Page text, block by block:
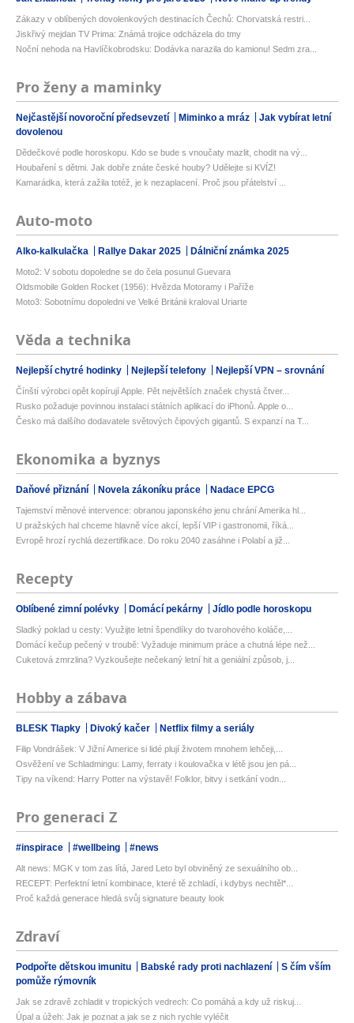
Zákazy v oblíbených dovolenkových destinacích Čechů: Chorvatská restri...
Jiskřivý mejdan TV Prima: Známá trojice odcházela do tmy
Noční nehoda na Havlíčkobrodsku: Dodávka narazila do kamionu! Sedm zra...
Pro ženy a maminky
Nejčastější novoroční předsevzetí Miminko a mráz
Jak vybírat letní
dovolenou
Dědečkové podle horoskopu. Kdo se bude s vnoučaty mazlit, chodit na vý...
Houbaření s dětmi. Jak dobře znáte české houby? Udělejte si KVÍZ!
Kamarádka, která zažila totéž, je k nezaplacení. Proč jsou přátelství ...
Auto-moto
Alko-kalkulačka Rallye Dakar 2025 Dálniční známka 2025
Moto2: V sobotu dopoledne se do čela posunul Guevara
Oldsmobile Golden Rocket (1956): Hvězda Motoramy i Paříže
Moto3: Sobotnímu dopoledni ve Velké Británii kraloval Uriarte
Věda a technika
Nejlepší chytré hodinky Nejlepší telefony Nejlepší VPN – srovnání
Čínští výrobci opět kopírují Apple. Pět největších značek chystá čtver...
Rusko požaduje povinnou instalaci státních aplikací do iPhonů. Apple o...
Česko má dalšího dodavatele světových čipových gigantů. S expanzí na T...
Ekonomika a byznys
Daňové přiznání Novela zákoníku práce Nadace EPCG
Tajemství měnové intervence: obranou japonského jenu chrání Amerika hl...
U pražských hal chceme hlavně více akcí, lepší VIP i gastronomii, říká...
Evropě hrozí rychlá dezertifikace. Do roku 2040 zasáhne i Polabí a již...
Recepty
Oblíbené zimní polévky Domácí pekárny Jídlo podle horoskopu
Sladký poklad u cesty: Využijte letní špendlíky do tvarohového koláče,...
Domácí kečup pečený v troubě: Vyžaduje minimum práce a chutná lépe než...
Cuketová zmrzlina? Vyzkoušejte nečekaný letní hit a geniální způsob, j...
Hobby a zábava
BLESK Tlapky Divoký kačer Netflix filmy a seriály
Filip Vondrášek: V Jižní Americe si lidé plují životem mnohem lehčeji,...
Osvěžení ve Schladmingu: Lamy, ferraty i koulovačka v létě jsou jen pá...
Tipy na víkend: Harry Potter na výstavě! Folklor, bitvy i setkání vodn...
Pro generaci Z
#inspirace #wellbeing #news
Alt news: MGK v tom zas lítá, Jared Leto byl obviněný ze sexuálního ob...
RECEPT: Perfektní letní kombinace, které tě zchladí, i kdybys nechtěl*...
Proč každá generace hledá svůj signature beauty look
Zdraví
Podpořte dětskou imunitu Babské rady proti nachlazení
S čím vším
pomůže rýmovník
Jak se zdravě zchladit v tropických vedrech: Co pomáhá a kdy už riskuj...
Úpal a úžeh: Jak je poznat a jak se z nich rychle vyléčit